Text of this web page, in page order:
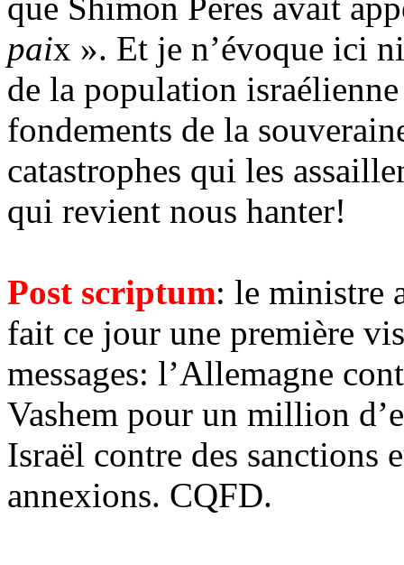
paix ». Et je n’évoque ici
de la population
fondements de la
catastrophes qui les
qui revient nous hanter!
Post scriptum: le ministre
fait ce jour une première
messages: l’Allemagne
Vashem pour un million
Israël contre des sanctions
annexions. CQFD.